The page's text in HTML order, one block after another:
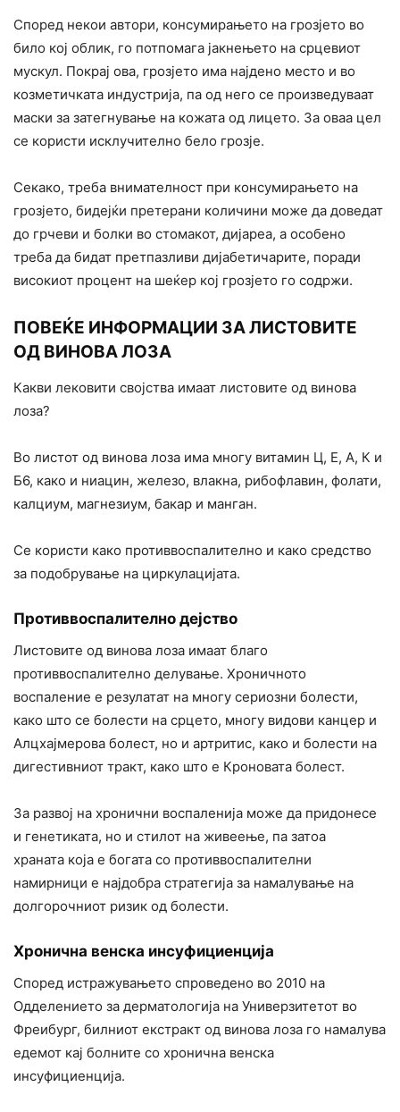
Според некои автори, консумирањето на грозјето во
било кој облик, го потпомага јакнењето на срцевиот
мускул. Покрај ова, грозјето има најдено место и во
козметичката индустрија, па од него се произведуваат
маски за затегнување на кожата од лицето. За оваа цел
се користи исклучително бело грозје.
Секако, треба внимателност при консумирањето на
грозјето, бидејќи претерани количини може да доведат
до грчеви и болки во стомакот, дијареа, а особено
треба да бидат претпазливи дијабетичарите, поради
високиот процент на шеќер кој грозјето го содржи.
ПОВЕЌЕ ИНФОРМАЦИИ ЗА ЛИСТОВИТЕ
ОД ВИНОВА ЛОЗА
Какви лековити својства имаат листовите од винова
лоза?
Во листот од винова лоза има многу витамин Ц, Е, А, К и
Б6, како и ниацин, железо, влакна, рибофлавин, фолати,
калциум, магнезиум, бакар и манган.
Се користи како противвоспалително и како средство
за подобрување на циркулацијата.
Противвоспалително дејство
Листовите од винова лоза имаат благо
противвоспалително делување. Хроничното
воспаление е резулатат на многу сериозни болести,
како што се болести на срцето, многу видови канцер и
Алцхајмерова болест, но и артритис, како и болести на
дигестивниот тракт, како што е Кроновата болест.
За развој на хронични воспаленија може да придонесе
и генетиката, но и стилот на живеење, па затоа
храната која е богата со противвоспалителни
намирници е најдобра стратегија за намалување на
долгорочниот ризик од болести.
Хронична венска инсуфициенција
Според истражувањето спроведено во 2010 на
Одделението за дерматологија на Универзитетот во
Фреибург, билниот екстракт од винова лоза го намалува
едемот кај болните со хронична венска
инсуфициенција.